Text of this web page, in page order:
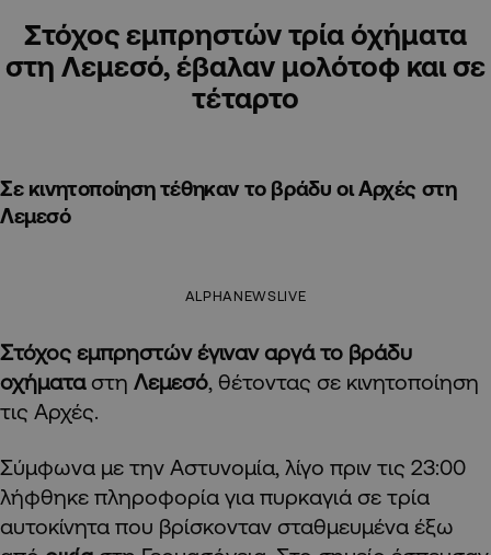
Στόχος εμπρηστών τρία όχήματα
στη Λεμεσό, έβαλαν μολότοφ και σε
τέταρτο
Σε κινητοποίηση τέθηκαν το βράδυ οι Αρχές στη
Λεμεσό
ALPHANEWSLIVE
Στόχος εμπρηστών έγιναν αργά το βράδυ
οχήματαστη Λεμεσό, θέτοντας σε κινητοποίηση
τις Αρχές.
Σύμφωνα με την Αστυνομία, λίγο πριν τις 23:00
λήφθηκε πληροφορία για πυρκαγιά σε τρία
αυτοκίνητα που βρίσκονταν σταθμευμένα έξω